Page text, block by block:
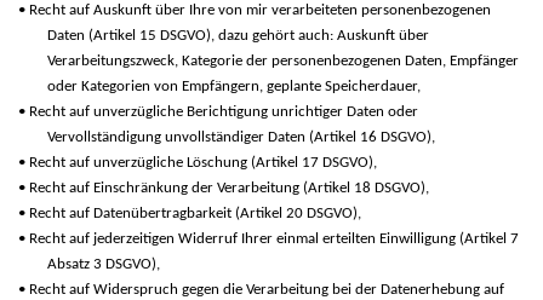
• Recht auf Auskunft über Ihre von mir verarbeiteten personenbezogenen
Daten (Artikel 15 DSGVO), dazu gehört auch: Auskunft über
Verarbeitungszweck, Kategorie der personenbezogenen Daten, Empfänger
oder Kategorien von Empfängern, geplante Speicherdauer,
• Recht auf unverzügliche Berichtigung unrichtiger Daten oder
Vervollständigung unvollständiger Daten (Artikel 16 DSGVO),
• Recht auf unverzügliche Löschung (Artikel 17 DSGVO),
• Recht auf Einschränkung der Verarbeitung (Artikel 18 DSGVO),
• Recht auf Datenübertragbarkeit (Artikel 20 DSGVO),
• Recht auf jederzeitigen Widerruf Ihrer einmal erteilten Einwilligung (Artikel 7
Absatz 3 DSGVO),
• Recht auf Widerspruch gegen die Verarbeitung bei der Datenerhebung auf